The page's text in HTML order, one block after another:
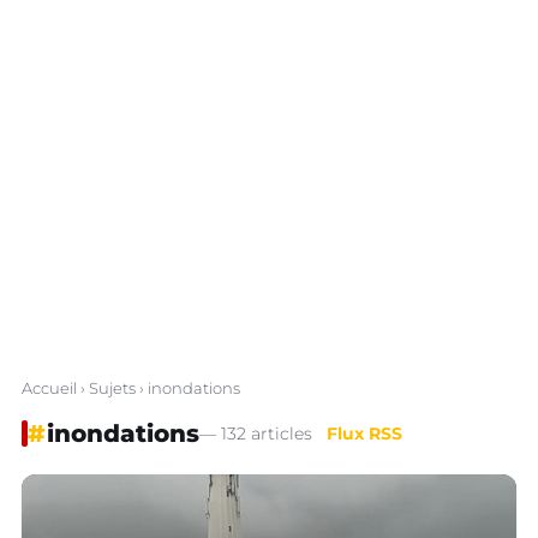
Accueil › Sujets› inondations
#inondations— 132 articles Flux RSS